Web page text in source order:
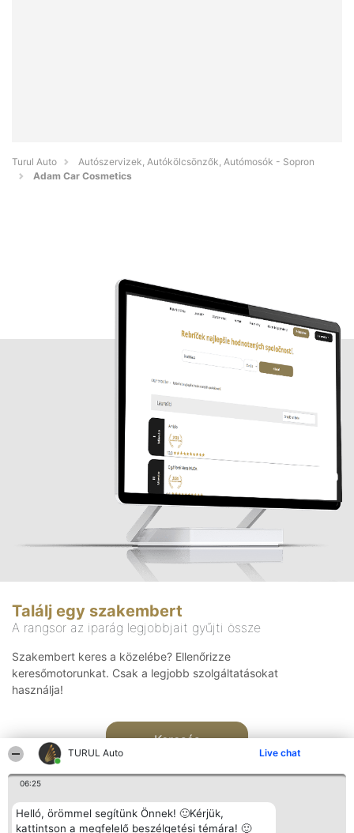
TURUL Auto Live chat
06:25
Helló, örömmel segítünk Önnek! 🙂Kérjük,
kattintson a megfelelő beszélgetési témára! 🙂
Turul Auto
Autószervizek, Autókölcsönzők, Autómosók - Sopron
Adam Car Cosmetics
Találj egy szakembert
A rangsor az iparág legjobbjait gyűjti össze
Szakembert keres a közelébe? Ellenőrizze
keresőmotorunkat. Csak a legjobb szolgáltatásokat
használja!
Keresés